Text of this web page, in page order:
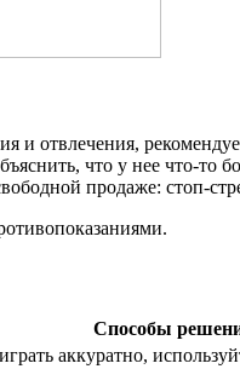
и отвлечения,
что у нее что-то
продаже: стоп-
Способы
аккуратно,